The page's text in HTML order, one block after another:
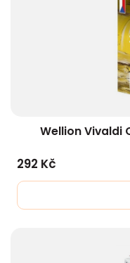
Wellion Vivaldi
292 Kč